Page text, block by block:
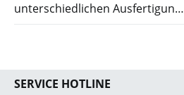
unterschiedlichen Ausfertigun…
SERVICE HOTLINE